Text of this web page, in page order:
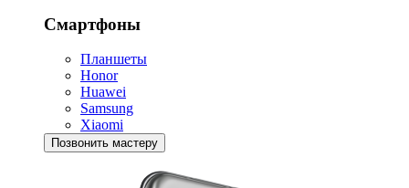
Смартфоны
Планшеты
Honor
Huawei
Samsung
Xiaomi
Позвонить мастеру